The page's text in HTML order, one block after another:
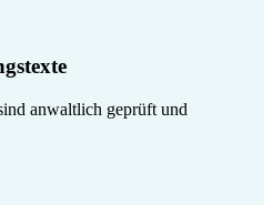
anwaltlich geprüft und